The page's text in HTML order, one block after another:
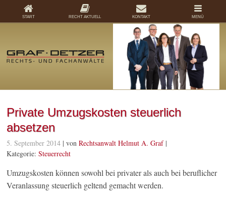
Private Umzugs­kosten steuerlich
absetzen
5. September 2014 | vonRechtsanwalt Helmut A. Graf|
Kategorie:Steuerrecht
Umzugskosten können sowohl bei privater als auch bei beruflicher
Veranlassung steuerlich geltend gemacht werden.
START RECHT AKTUELL KONTAKT MENÜ